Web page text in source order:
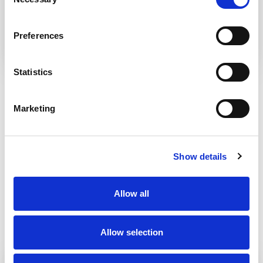
Preferences
Statistics
Marketing
Show details
Allow all
Allow selection